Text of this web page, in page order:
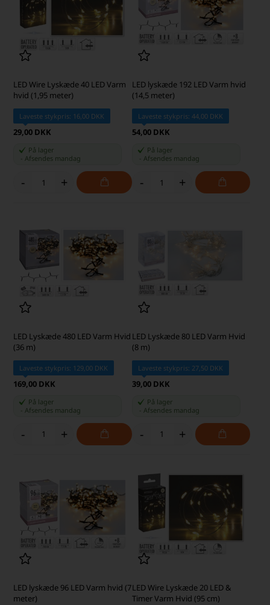
LED Wire Lyskæde 40 LED Varm
hvid (1,95 meter)
Laveste stykpris: 16,00 DKK
29,00 DKK
På lager
-Afsendes mandag
- +
LED lyskæde 192 LED Varm hvid
(14,5 meter)
Laveste stykpris: 44,00 DKK
54,00 DKK
På lager
Afsendes mandag
- +
LED Lyskæde 480 LED Varm Hvid
(36 m)
Laveste stykpris: 129,00 DKK
169,00 DKK
På lager
Afsendes mandag
- +
LED Lyskæde 80 LED Varm Hvid
(8 m)
Laveste stykpris: 27,50 DKK
39,00 DKK
På lager
Afsendes mandag
- +
LED lyskæde 96 LED Varm hvid (7
meter)
LED Wire Lyskæde 20 LED &
Timer Varm Hvid (95 cm)